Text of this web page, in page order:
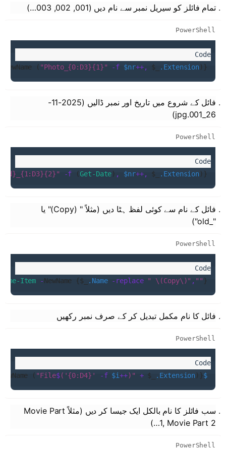
تمام فائلز کو سیریل نمبر سے نام دیں (001, 002, 003…)
PowerShell
NewName ( "Photo_{0:D3}{1}" -f $nr++, $_ .Extension)}
فائل کے شروع میں تاریخ اور نمبر ڈالیں (2025-11-
26_001.jpg)
PowerShell
dd}_{1:D3}{2}" -f (Get-Date) , $nr++, $_ .Extension)}
فائل کے نام سے کوئی لفظ ہٹا دیں (مثلاً " (Copy)" یا
"_old")
PowerShell
Item -NewName {$_ .Name -replace " \(Copy\)" , "" }
فائل کا نام مکمل تبدیل کر کے صرف نمبر رکھیں
PowerShell
$i
NewName ( "File$( '{0:D4}' -f $i++) " + $_ .Extension)}
سب فائلز کا نام بالکل ایک جیسا کر دیں (مثلاً Movie Part
1, Movie Part 2…)
PowerShell